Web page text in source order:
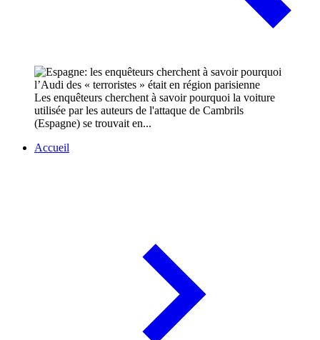
Les enquêteurs cherchent à savoir pourquoi la voiture
utilisée par les auteurs de l'attaque de Cambrils
(Espagne) se trouvait en...
Accueil